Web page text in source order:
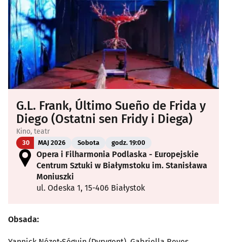
G.L. Frank, Último Sueño de Frida y
Diego (Ostatni sen Fridy i Diega)
Kino, teatr
30 MAJ 2026 Sobota godz. 19:00
Opera i Filharmonia Podlaska - Europejskie
Centrum Sztuki w Białymstoku im. Stanisława
Moniuszki
ul. Odeska 1, 15-406 Białystok
Obsada: